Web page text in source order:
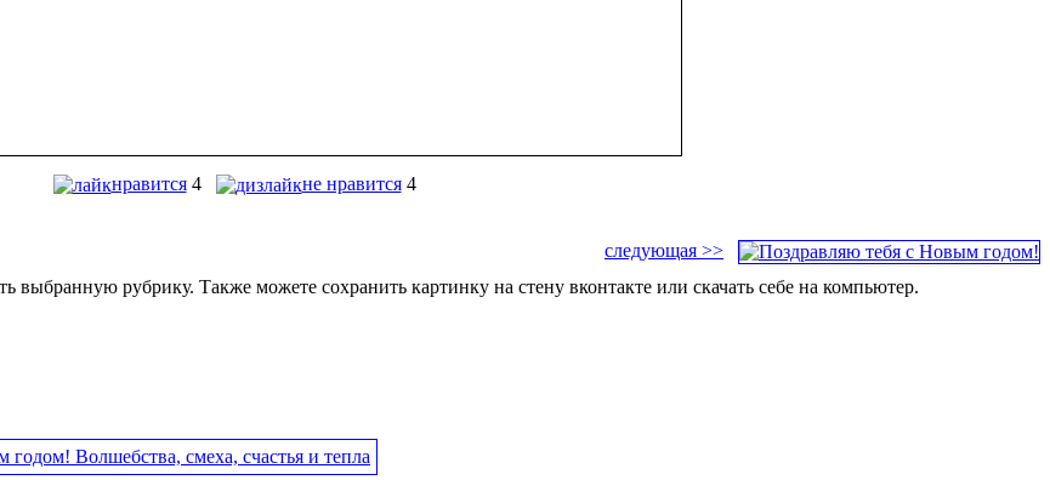
нравится 4 не нравится 4
следующая >>
рубрику. Также можете сохранить картинку на стену вконтакте или скачать себе на компьютер.